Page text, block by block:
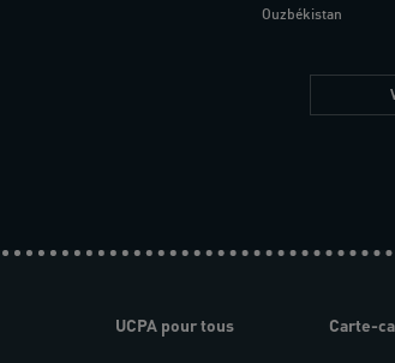
Ouzbékistan
UCPA pour tous Carte-